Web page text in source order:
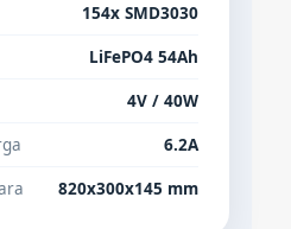
154x SMD3030
LiFePO4 54Ah
4V / 40W
6.2A
820x300x145 mm